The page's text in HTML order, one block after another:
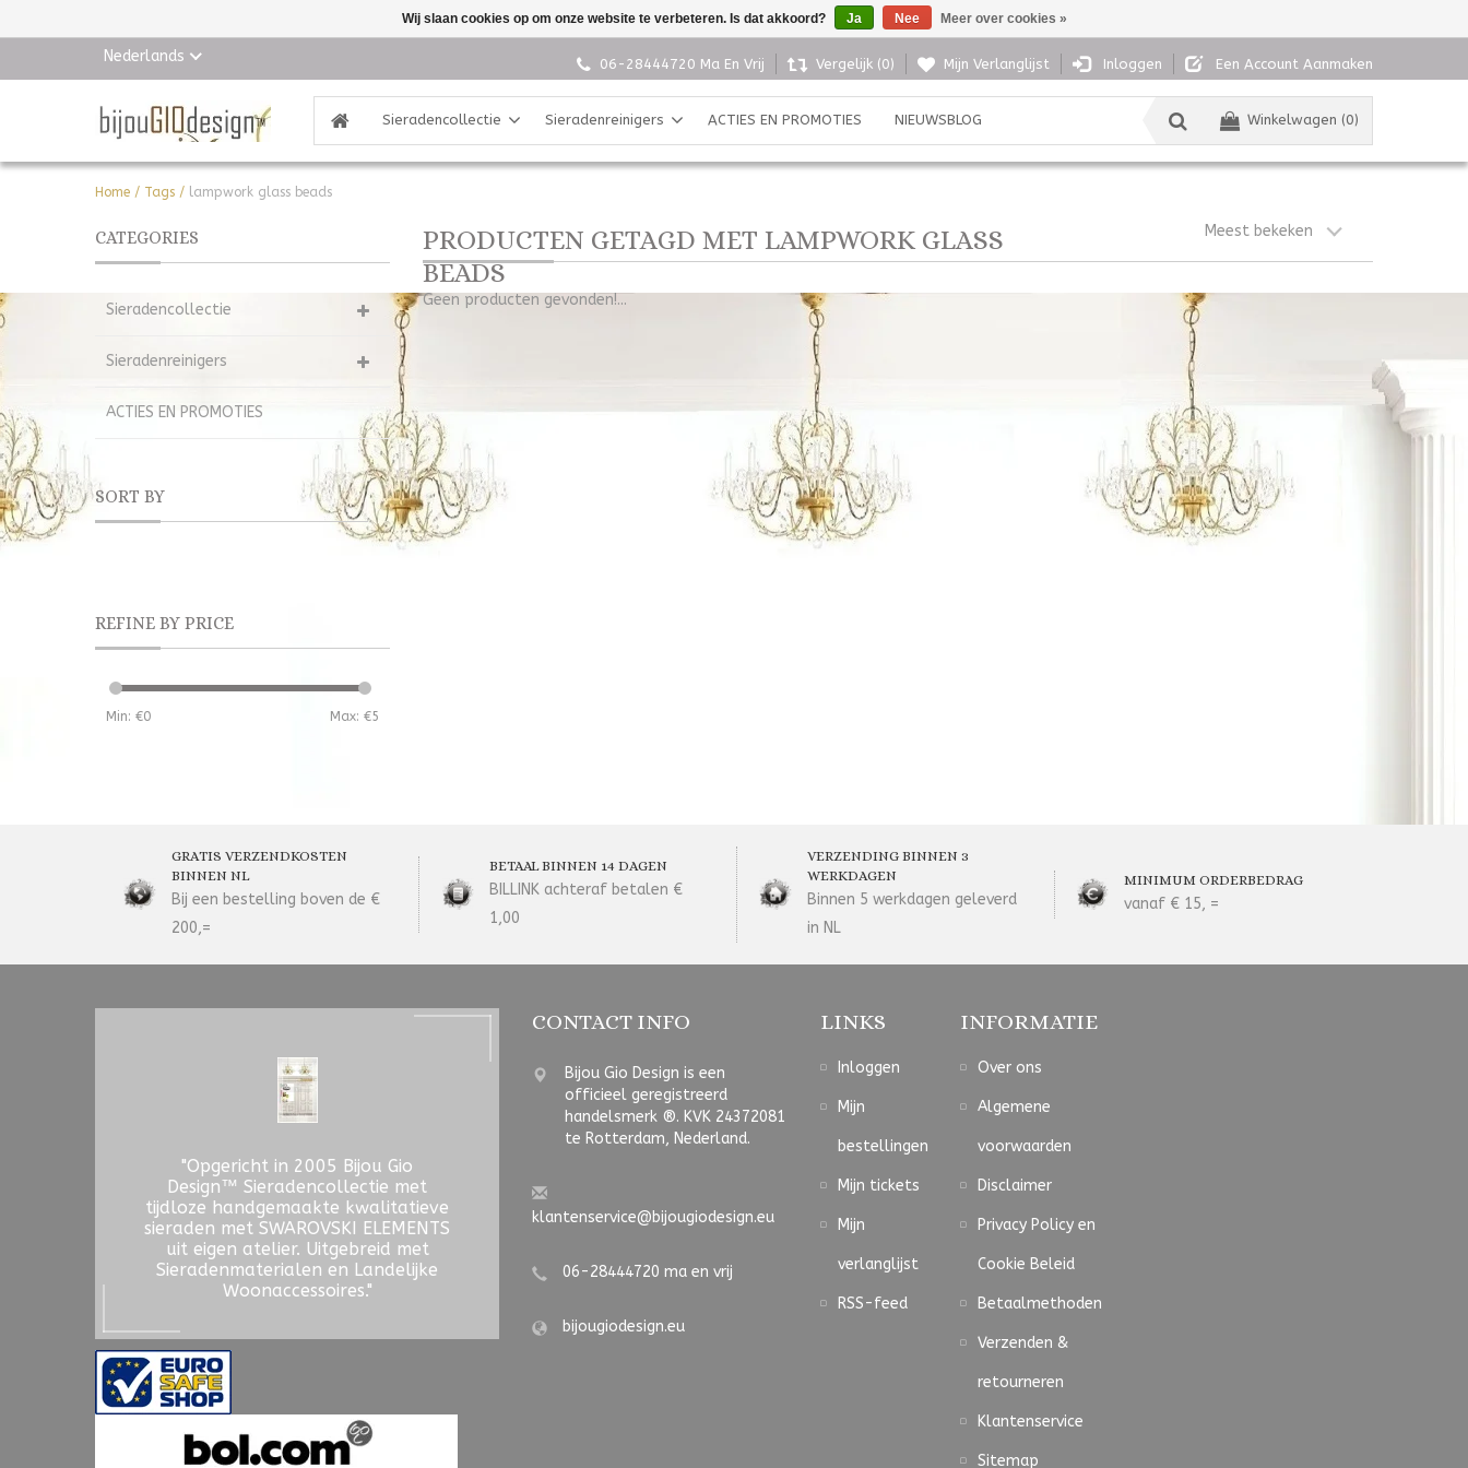
Nederlands 06-28444720 Ma En Vrij Vergelijk (0) Mijn Verlanglijst Inloggen Een Account Aanmaken
Winkelwagen (0)
Sieradencollectie Sieradenreinigers ACTIES EN PROMOTIES NIEUWSBLOG
Home / Tags / lampwork glass beads
CATEGORIES
Sieradencollectie
Sieradenreinigers
ACTIES EN PROMOTIES
SORT BY
REFINE BY PRICE
Min: €0 Max: €5
PRODUCTEN GETAGD MET LAMPWORK GLASS
BEADS
Meest bekeken
Geen producten gevonden!...
GRATIS VERZENDKOSTEN
BINNEN NL
Bij een bestelling boven de €
200,=
BETAAL BINNEN 14 DAGEN
BILLINK achteraf betalen €
1,00
VERZENDING BINNEN 3
WERKDAGEN
Binnen 5 werkdagen geleverd
in NL
MINIMUM ORDERBEDRAG
vanaf € 15, =
"Opgericht in 2005 Bijou Gio
Design™ Sieradencollectie met
tijdloze handgemaakte kwalitatieve
sieraden met SWAROVSKI ELEMENTS
uit eigen atelier. Uitgebreid met
Sieradenmaterialen en Landelijke
Woonaccessoires."
CONTACT INFO
Bijou Gio Design is een
officieel geregistreerd
handelsmerk ®. KVK 24372081
te Rotterdam, Nederland.
klantenservice@bijougiodesign.eu
06-28444720 ma en vrij
bijougiodesign.eu
LINKS
Inloggen
Mijn
bestellingen
Mijn tickets
Mijn
verlanglijst
RSS-feed
INFORMATIE
Over ons
Algemene
voorwaarden
Disclaimer
Privacy Policy en
Cookie Beleid
Betaalmethoden
Verzenden &
retourneren
Klantenservice
Sitemap
Wij slaan cookies op om onze website te verbeteren. Is dat akkoord? Ja Nee Meer over cookies »